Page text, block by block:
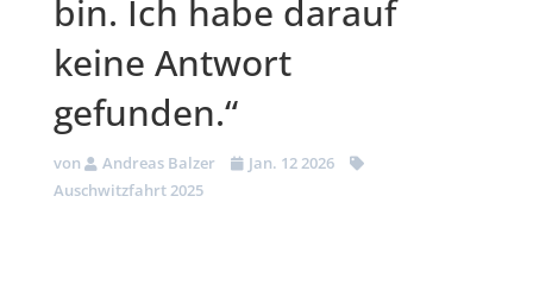
bin. Ich habe darauf
keine Antwort
gefunden.“
von Andreas Balzer
Jan. 12 2026
Auschwitzfahrt 2025